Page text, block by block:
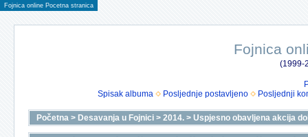
Fojnica online Pocetna stranica
Fojnica
(1999-
Spisak albuma
Posljednje postavljeno Posljednji
Početna > Desavanja u Fojnici > 2014. > Uspjesno obavljena akcija